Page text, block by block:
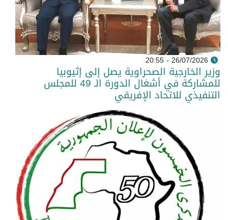
26/07/2026 - 20:55
وزير الخارجية الصحراوية يصل إلى إثيوبيا
للمشاركة في أشغال الدورة الـ 49 للمجلس
التنفيذي للاتحاد الإفريقي